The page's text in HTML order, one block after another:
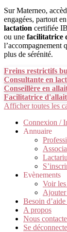
Sur Materneo,
engagées, partout
lactation certifiée
ou une facilitatrice
l’accompagnement
plus de sérénité.
Freins restrictifs
Consultante en
Conseillère en
Facilitatrice
Afficher toutes les
Connexion /
Annuaire
Evènements
Voir les
Ajouter
Besoin d’aide
A propos
Nous
Se